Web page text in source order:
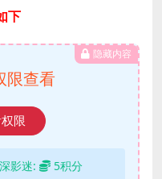
下
隐藏内容
限查看
限
影迷:
5积分